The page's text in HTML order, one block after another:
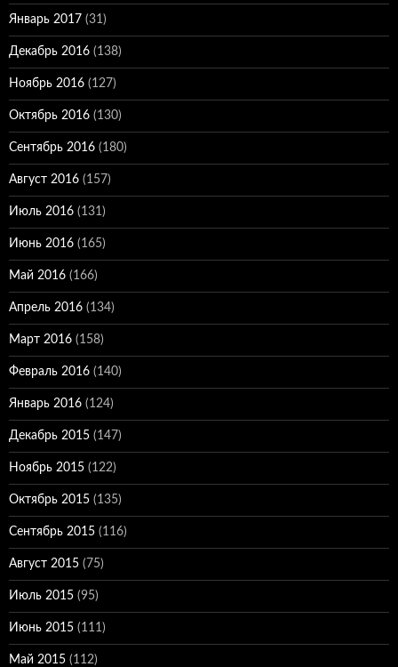
Январь 2017 (31)
Декабрь 2016 (138)
Ноябрь 2016 (127)
Октябрь 2016 (130)
Сентябрь 2016 (180)
Август 2016 (157)
Июль 2016 (131)
Июнь 2016 (165)
Май 2016 (166)
Апрель 2016 (134)
Март 2016 (158)
Февраль 2016 (140)
Январь 2016 (124)
Декабрь 2015 (147)
Ноябрь 2015 (122)
Октябрь 2015 (135)
Сентябрь 2015 (116)
Август 2015 (75)
Июль 2015 (95)
Июнь 2015 (111)
Май 2015 (112)